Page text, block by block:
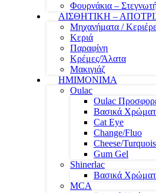
Φουρνάκια –
ΑΙΣΘΗΤΙΚΗ –
Μηχανήματα /
Κεριά
Παραφίνη
Κρέμες/Άλατα
Μακιγιάζ
ΗΜΙΜΟΝΙΜΑ
Oulac
Oulac
Βασικά
Cat Eye
Change/Fluo
Cheese/
Gum Gel
Shinerlac
Βασικά
MCA